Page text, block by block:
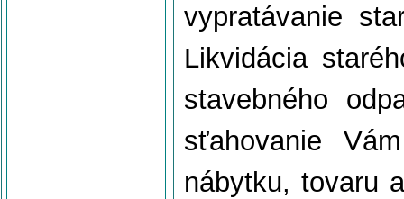
vypratávanie
Likvidácia
stavebného
sťahovanie
nábytku, tovaru